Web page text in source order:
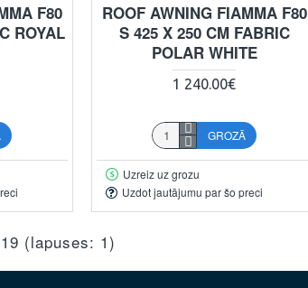
F80
ROYAL
ROOF AWNING FIAMMA F80
S 425 X 250 CM FABRIC
POLAR WHITE
1 240.00€
GROZĀ
Uzreiz uz grozu
Uzdot jautājumu par šo preci
(lapuses: 1)